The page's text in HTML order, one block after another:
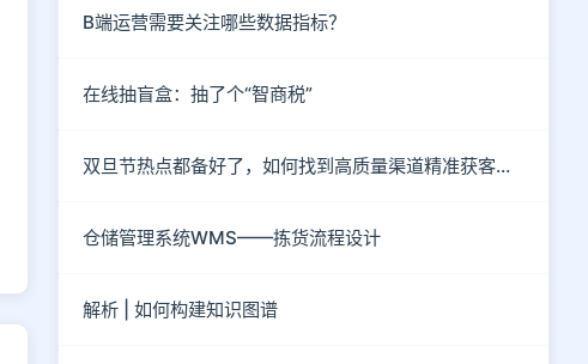
B端运营需要关注哪些数据指标？
在线抽盲盒：抽了个“智商税”
双旦节热点都备好了，如何找到高质量渠道精准获客呢？
仓储管理系统WMS——拣货流程设计
解析 | 如何构建知识图谱